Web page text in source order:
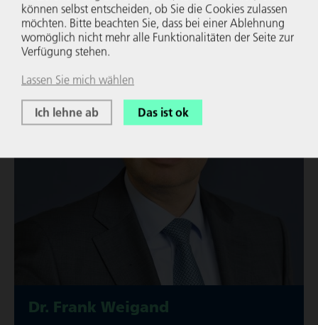
Dr. Frank Weigand
können selbst entscheiden, ob Sie die Cookies zulassen
möchten. Bitte beachten Sie, dass bei einer Ablehnung
womöglich nicht mehr alle Funk­tio­na­li­täten der Seite zur
Verfügung stehen.
Lassen Sie mich wählen
Ich lehne ab Das ist ok